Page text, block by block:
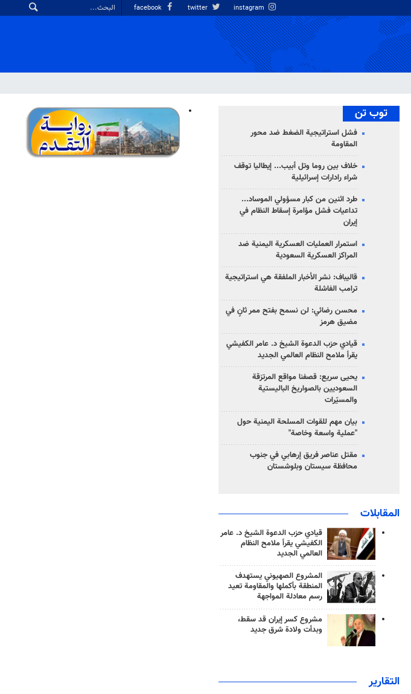
توب تن
فشل استراتيجية الضغط ضد محور
المقاومة
خلاف بين روما وتل أبيب... إيطاليا توقف
شراء رادارات إسرائيلية
طرد اثنين من كبار مسؤولي الموساد...
تداعيات فشل مؤامرة إسقاط النظام في
إيران
استمرار العمليات العسكرية اليمنية ضد
المراكز العسكرية السعودية
قاليباف: نشر الأخبار الملفقة هي استراتيجية
ترامب الفاشلة
محسن رضائي: لن نسمح بفتح ممر ثانٍ في
مضيق هرمز
قيادي حزب الدعوة الشيخ د. عامر الكفيشي
يقرأ ملامح النظام العالمي الجديد
يحيى سريع: قصفنا مواقع المرتزقة
السعوديين بالصواريخ الباليستية
والمسيّرات
بيان مهم للقوات المسلحة اليمنية حول
"عملية واسعة وخاصة"
مقتل عناصر فريق إرهابي في جنوب
محافظة سيستان وبلوشستان
المقابلات
قيادي حزب الدعوة الشيخ د. عامر
الكفيشي يقرأ ملامح النظام
العالمي الجديد
المشروع الصهيوني يستهدف
المنطقة بأكملها والمقاومة تعيد
رسم معادلة المواجهة
مشروع كسر إيران قد سقط،
وبدأت ولادة شرق جديد
التقارير